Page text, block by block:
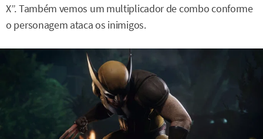
X”. Também vemos um multiplicador de combo conforme
o personagem ataca os inimigos.